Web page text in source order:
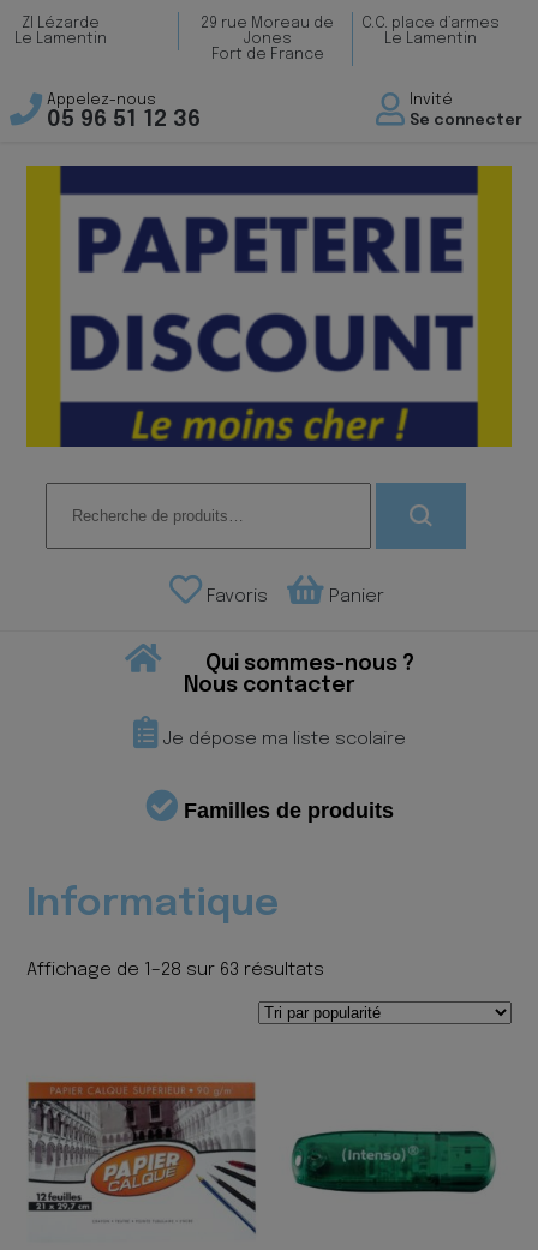
ZI Lézarde
Le Lamentin
29 rue Moreau de
Jones
Fort de France
C.C. place d’armes
Le Lamentin
Appelez-nous
05 96 51 12 36
Invité
Se connecter
pour :
Favoris Panier
Qui sommes-nous ?
Nous contacter
Je dépose ma liste scolaire
Familles de produits
Informatique
Affichage de 1–28 sur 63 résultats
popularité